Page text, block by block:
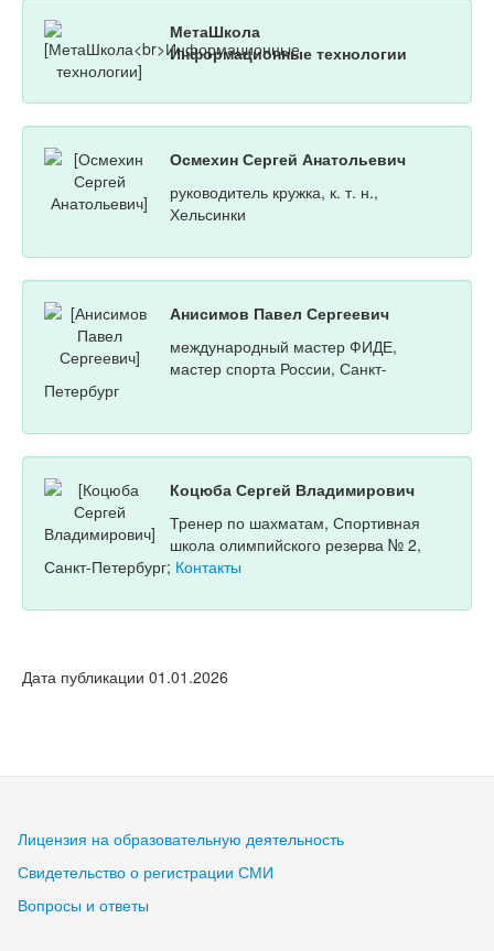
МетаШкола
Информационные технологии
Осмехин Сергей Анатольевич
руководитель кружка, к. т. н.,
Хельсинки
Анисимов Павел Сергеевич
международный мастер ФИДЕ,
мастер спорта России, Санкт-
Петербург
Коцюба Сергей Владимирович
Тренер по шахматам, Спортивная
школа олимпийского резерва № 2,
Санкт-Петербург; Контакты
Дата публикации 01.01.2026
Лицензия на образовательную деятельность
Свидетельство о регистрации СМИ
Вопросы и ответы